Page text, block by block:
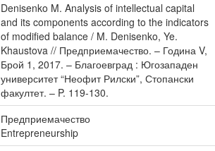
Denisenko M. Analysis of intellectual capital
and its components according to the indicators
of modified balance / M. Denisenko, Ye.
Khaustova // Предприемачество. – Година V,
Брой 1, 2017. – Благоевград : Югозападен
университет “Неофит Рилски”, Стопански
факултет. – P. 119-130.
Предприемачество
Entrepreneurship